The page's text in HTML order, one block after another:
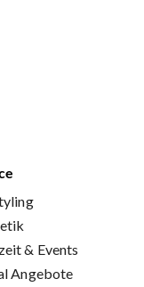
& Events
Angebote